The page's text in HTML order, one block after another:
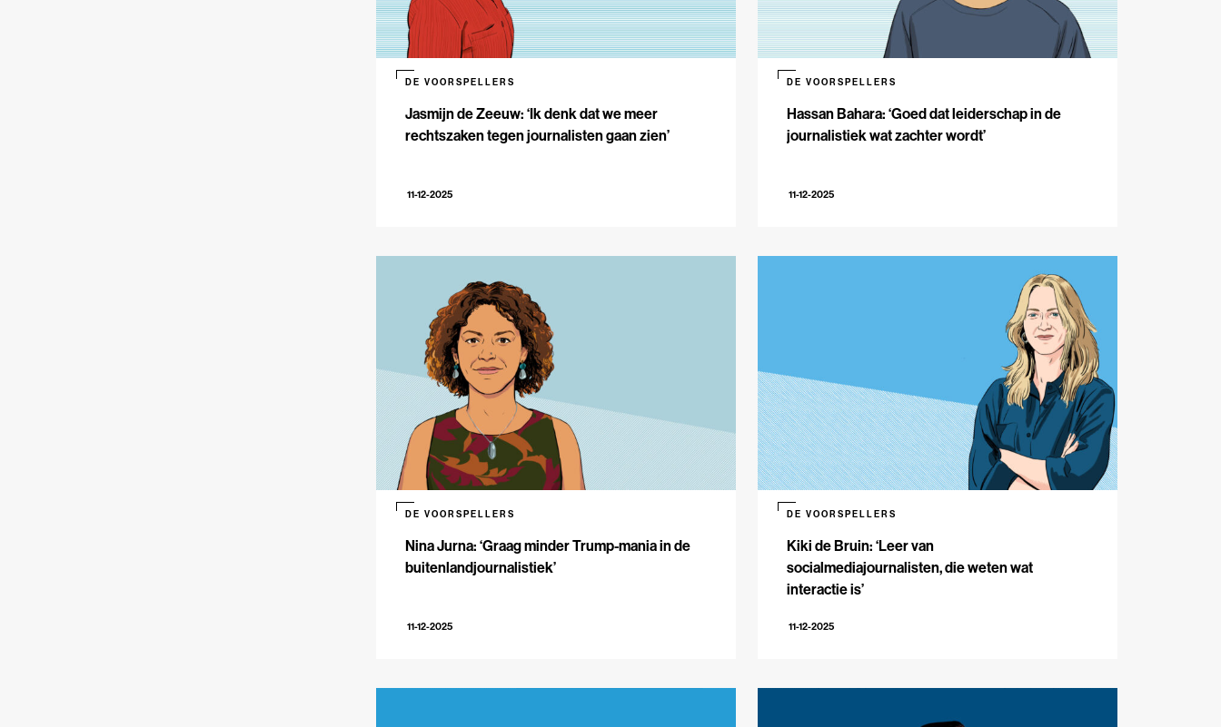
Jasmijn de Zeeuw: ‘Ik denk dat we meer
rechtszaken tegen journalisten gaan zien’
DE VOORSPELLERS
11-12-2025
Hassan Bahara: ‘Goed dat leiderschap in de
journalistiek wat zachter wordt’
DE VOORSPELLERS
11-12-2025
Nina Jurna: ‘Graag minder Trump-mania in de
buitenlandjournalistiek’
DE VOORSPELLERS
11-12-2025
Kiki de Bruin: ‘Leer van
socialmediajournalisten, die weten wat
interactie is’
DE VOORSPELLERS
11-12-2025